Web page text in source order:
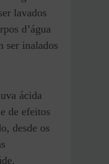
lavados
d’água
ser inalados
ácida
de efeitos
desde os